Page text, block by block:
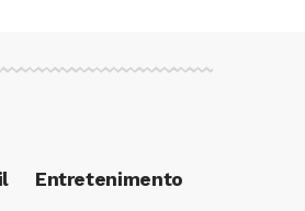
Entretenimento